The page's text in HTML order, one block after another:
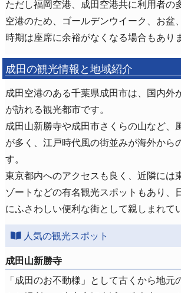
ただし福岡空港、成田空港共に利用者の
空港のため、ゴールデンウイーク、お盆
時期は座席に余裕がなくなる場合もあり
成田の観光情報と地域紹介
成田空港のある千葉県成田市は、国内外
が訪れる観光都市です。
成田山新勝寺や成田市さくらの山など、
が多く、江戸時代風の街並みが海外から
す。
東京都内へのアクセスも良く、近隣には
ゾートなどの有名観光スポットもあり、
にふさわしい便利な街として親しまれて
人気の観光スポット
成田山新勝寺
「成田のお不動様」として古くから地元